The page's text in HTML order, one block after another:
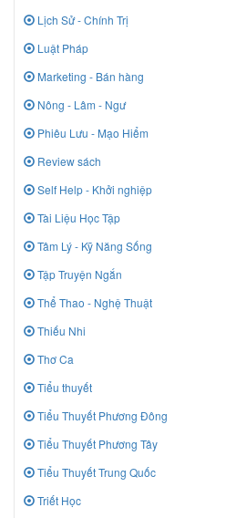
Lịch Sử - Chính Trị
Luật Pháp
Marketing - Bán hàng
Nông - Lâm - Ngư
Phiêu Lưu - Mạo Hiểm
Review sách
Self Help - Khởi nghiệp
Tài Liệu Học Tập
Tâm Lý - Kỹ Năng Sống
Tập Truyện Ngắn
Thể Thao - Nghệ Thuật
Thiếu Nhi
Thơ Ca
Tiểu thuyết
Tiểu Thuyết Phương Đông
Tiểu Thuyết Phương Tây
Tiểu Thuyết Trung Quốc
Triết Học